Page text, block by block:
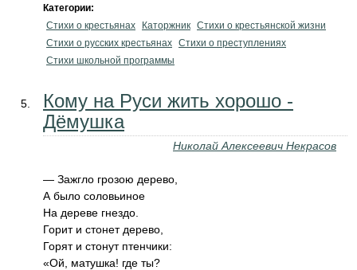
Категории:
Стихи о крестьянах
Каторжник Стихи о крестьянской жизни
Стихи о русских крестьянах Стихи о преступлениях
Стихи школьной программы
Кому на Руси жить хорошо -
Дёмушка
Николай Алексеевич Некрасов
— Зажгло грозою дерево,
А было соловьиное
На дереве гнездо.
Горит и стонет дерево,
Горят и стонут птенчики:
«Ой, матушка! где ты?